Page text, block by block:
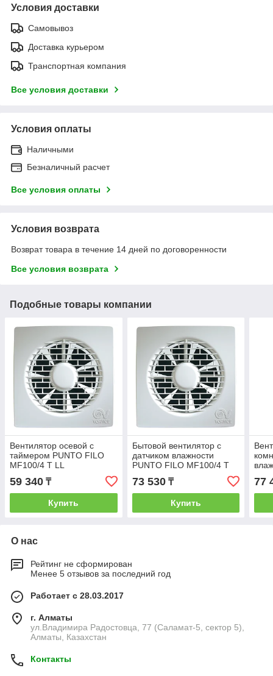
Условия доставки
Самовывоз
Доставка курьером
Транспортная компания
Все условия доставки
Условия оплаты
Наличными
Безналичный расчет
Все условия оплаты
Условия возврата
Возврат товара в течение 14 дней по договоренности
Все условия возврата
Подобные товары компании
Вентилятор осевой с
таймером PUNTO FILO
MF100/4 T LL
59 340 ₸
Купить
Бытовой вентилятор с
датчиком влажности
PUNTO FILO MF100/4 T
73 530₸
Купить
77
О нас
Рейтинг не сформирован
Менее 5 отзывов за последний год
Работает с 28.03.2017
г. Алматы
ул.Владимира Радостовца, 77 (Саламат-5, сектор 5),
Алматы, Казахстан
Контакты